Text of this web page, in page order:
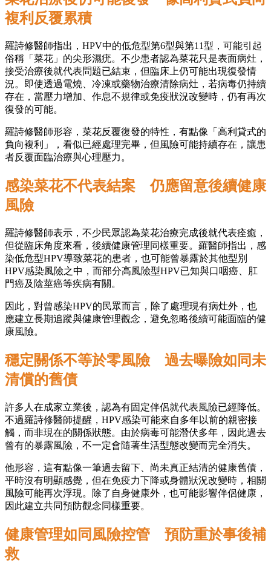
複利反覆累積
羅詩修醫師指出，HPV中的低危型第6型與第11型，可能引起
俗稱「菜花」的尖形濕疣。不少患者認為菜花只是表面病灶，
接受治療後就代表問題已結束，但臨床上仍可能出現復發情
況。即使透過電燒、冷凍或藥物治療清除病灶，若病毒仍持續
存在，當壓力增加、作息不規律或免疫狀況改變時，仍有再次
復發的可能。
羅詩修醫師形容，菜花反覆復發的特性，有點像「高利貸式的
負向複利」，看似已經處理完畢，但風險可能持續存在，讓患
者反覆面臨治療與心理壓力。
感染菜花不代表結案 仍應留意後續健康
風險
羅詩修醫師表示，不少民眾認為菜花治療完成後就代表痊癒，
但從臨床角度來看，後續健康管理同樣重要。羅醫師指出，感
染低危型HPV導致菜花的患者，也可能曾暴露於其他型別
HPV感染風險之中，而部分高風險型HPV已知與口咽癌、肛
門癌及陰莖癌等疾病有關。
因此，對曾感染HPV的民眾而言，除了處理現有病灶外，也
應建立長期追蹤與健康管理觀念，避免忽略後續可能面臨的健
康風險。
穩定關係不等於零風險 過去曝險如同未
清償的舊債
許多人在成家立業後，認為有固定伴侶就代表風險已經降低。
不過羅詩修醫師提醒，HPV感染可能來自多年以前的親密接
觸，而非現在的關係狀態。由於病毒可能潛伏多年，因此過去
曾有的暴露風險，不一定會隨著生活型態改變而完全消失。
他形容，這有點像一筆過去留下、尚未真正結清的健康舊債，
平時沒有明顯感覺，但在免疫力下降或身體狀況改變時，相關
風險可能再次浮現。除了自身健康外，也可能影響伴侶健康，
因此建立共同預防觀念同樣重要。
健康管理如同風險控管 預防重於事後補
救